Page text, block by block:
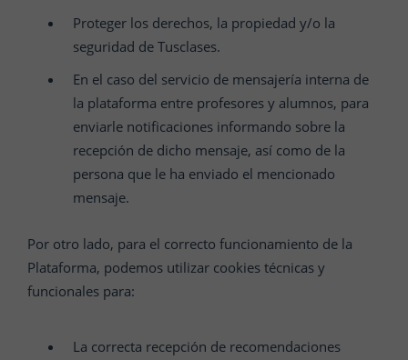
Proteger los derechos, la propiedad y/o la
seguridad de Tusclases.
En el caso del servicio de mensajería interna de
la plataforma entre profesores y alumnos, para
enviarle notificaciones informando sobre la
recepción de dicho mensaje, así como de la
persona que le ha enviado el mencionado
mensaje.
Por otro lado, para el correcto funcionamiento de la
Plataforma, podemos utilizar cookies técnicas y
funcionales para:
La correcta recepción de recomendaciones